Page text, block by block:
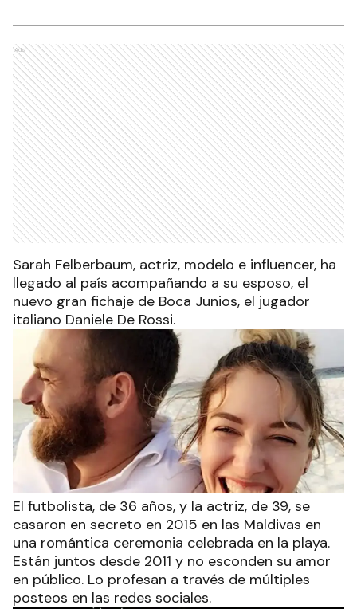
Ads
Sarah Felberbaum, actriz, modelo e influencer, ha
llegado al país acompañando a su esposo, el
nuevo gran fichaje de Boca Junios, el jugador
italiano Daniele De Rossi.
El futbolista, de 36 años, y la actriz, de 39, se
casaron en secreto en 2015 en las Maldivas en
una romántica ceremonia celebrada en la playa.
Están juntos desde 2011 y no esconden su amor
en público. Lo profesan a través de múltiples
posteos en las redes sociales.